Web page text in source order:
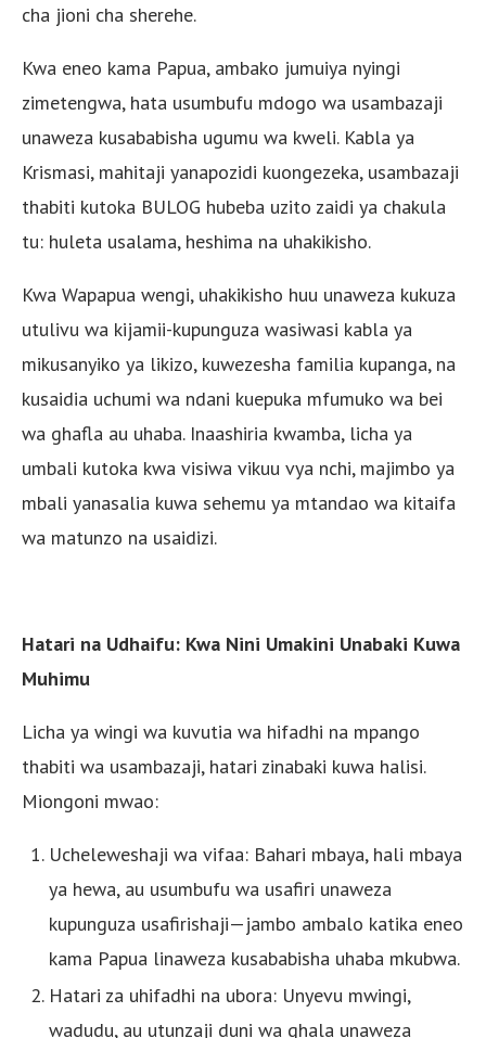
cha jioni cha sherehe.
Kwa eneo kama Papua, ambako jumuiya nyingi
zimetengwa, hata usumbufu mdogo wa usambazaji
unaweza kusababisha ugumu wa kweli. Kabla ya
Krismasi, mahitaji yanapozidi kuongezeka, usambazaji
thabiti kutoka BULOG hubeba uzito zaidi ya chakula
tu: huleta usalama, heshima na uhakikisho.
Kwa Wapapua wengi, uhakikisho huu unaweza kukuza
utulivu wa kijamii-kupunguza wasiwasi kabla ya
mikusanyiko ya likizo, kuwezesha familia kupanga, na
kusaidia uchumi wa ndani kuepuka mfumuko wa bei
wa ghafla au uhaba. Inaashiria kwamba, licha ya
umbali kutoka kwa visiwa vikuu vya nchi, majimbo ya
mbali yanasalia kuwa sehemu ya mtandao wa kitaifa
wa matunzo na usaidizi.
Hatari na Udhaifu: Kwa Nini Umakini Unabaki Kuwa
Muhimu
Licha ya wingi wa kuvutia wa hifadhi na mpango
thabiti wa usambazaji, hatari zinabaki kuwa halisi.
Miongoni mwao:
Ucheleweshaji wa vifaa: Bahari mbaya, hali mbaya
ya hewa, au usumbufu wa usafiri unaweza
kupunguza usafirishaji—jambo ambalo katika eneo
kama Papua linaweza kusababisha uhaba mkubwa.
Hatari za uhifadhi na ubora: Unyevu mwingi,
wadudu, au utunzaji duni wa ghala unaweza